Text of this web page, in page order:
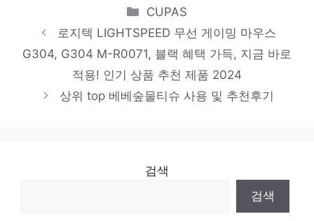
1EDB, 데님 블루
핫 아이템, 주목해주세요! 인기 상품 추천 제
품 2024
디디오랩 무선 접이식 써큘레이터형 DEF-
품 2024
Categories
CUPAS
로지텍 LIGHTSPEED 무선 게이밍 마우스
G304, G304 M-R0071, 블랙 혜택 가득, 지금 바로
적용! 인기 상품 추천 제품 2024
상위 top 베베숲물티슈 사용 및 추천후기
검색
검색